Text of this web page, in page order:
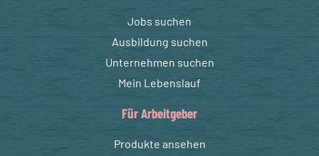
Jobs suchen
Ausbildung suchen
Unternehmen suchen
Mein Lebenslauf
Für Arbeitgeber
Produkte ansehen